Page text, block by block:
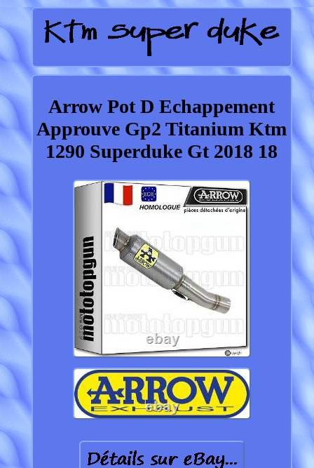
Arrow Pot D Echappement
Approuve Gp2 Titanium Ktm
1290 Superduke Gt 2018 18